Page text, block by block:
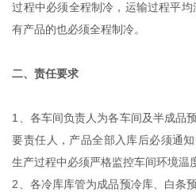
过程中必须全程制冷，运输过程平
有产品的也必须全程制冷。
二、责任要求
1、各车间负责人为各车间及半成品
要责任人，产品全部入库后必须通
生产过程中必须严格监控车间环境温
2、各冷库库管为成品预冷库、白条